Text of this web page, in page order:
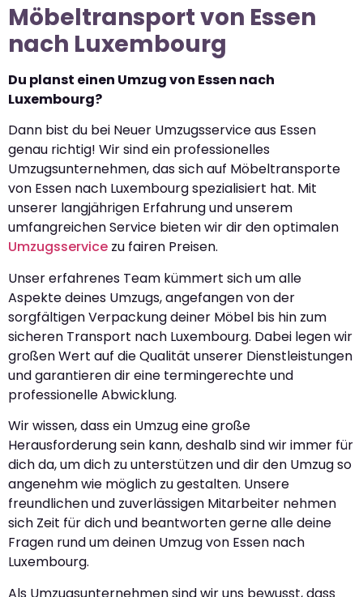
Möbeltransport von Essen
nach Luxembourg
Du planst einen Umzug von Essen nach
Luxembourg?
Dann bist du bei Neuer Umzugsservice aus Essen
genau richtig! Wir sind ein professionelles
Umzugsunternehmen, das sich auf Möbeltransporte
von Essen nach Luxembourg spezialisiert hat. Mit
unserer langjährigen Erfahrung und unserem
umfangreichen Service bieten wir dir den optimalen
Umzugsservice zu fairen Preisen.
Unser erfahrenes Team kümmert sich um alle
Aspekte deines Umzugs, angefangen von der
sorgfältigen Verpackung deiner Möbel bis hin zum
sicheren Transport nach Luxembourg. Dabei legen wir
großen Wert auf die Qualität unserer Dienstleistungen
und garantieren dir eine termingerechte und
professionelle Abwicklung.
Wir wissen, dass ein Umzug eine große
Herausforderung sein kann, deshalb sind wir immer für
dich da, um dich zu unterstützen und dir den Umzug so
angenehm wie möglich zu gestalten. Unsere
freundlichen und zuverlässigen Mitarbeiter nehmen
sich Zeit für dich und beantworten gerne alle deine
Fragen rund um deinen Umzug von Essen nach
Luxembourg.
Als Umzugsunternehmen sind wir uns bewusst, dass